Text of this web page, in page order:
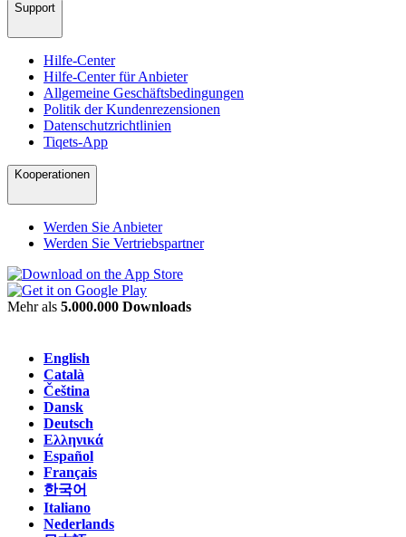
Support
Hilfe-Center
Hilfe-Center für Anbieter
Allgemeine Geschäftsbedingungen
Politik der Kundenrezensionen
Datenschutzrichtlinien
Tiqets-App
Kooperationen
Werden Sie Anbieter
Werden Sie Vertriebspartner
Mehr als 5.000.000 Downloads
English
Català
Čeština
Dansk
Deutsch
Ελληνικά
Español
Français
한국어
Italiano
Nederlands